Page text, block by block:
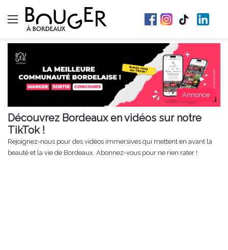
Menu
Annonce
Découvrez Bordeaux en vidéos sur notre
TikTok !
Rejoignez-nous pour des vidéos immersives qui mettent en avant la
beauté et la vie de Bordeaux. Abonnez-vous pour ne rien rater !